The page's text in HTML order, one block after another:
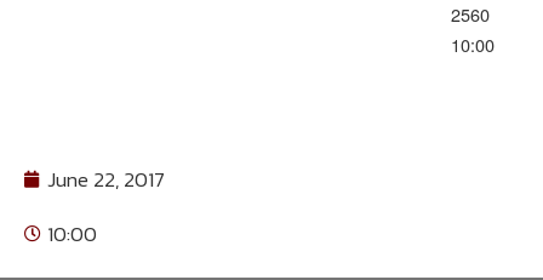
2560
10:00
June 22, 2017
10:00